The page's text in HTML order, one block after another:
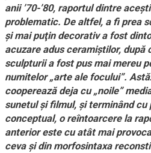
anii ’70-’80, raportul dintre
problematic. De altfel, a fi prea
şi mai puţin decorativ a fost
acuzare adus ceramiştilor, după
sculpturii a fost pus mai mereu
numitelor „arte ale focului”.
cooperează deja cu „noile”
sunetul şi filmul, şi terminând cu
conceptual, o reîntoarcere la
anterior este cu atât mai
ceva şi din morfosintaxa